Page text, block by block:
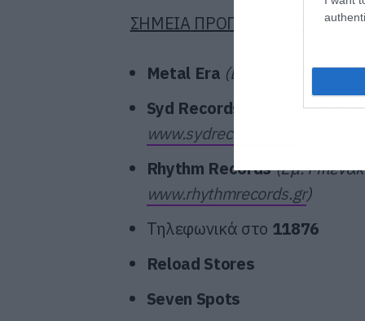
ΣΗΜΕΙΑ ΠΡΟΠΩΛΗΣΗΣ
Metal Era (Εμ . Μπενάκη 22,
Syd Records
(Πρωτογένους
www.sydrecords.com
Rhythm Records(Εμ.
www.rhythmrecords.gr)
Τηλεφωνικά στο 11876
Reload Stores
Seven Spots